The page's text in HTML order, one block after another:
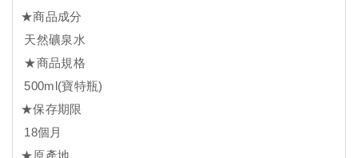
★商品成分
天然礦泉水
★商品規格
500ml(寶特瓶)
★保存期限
18個月
★原產地